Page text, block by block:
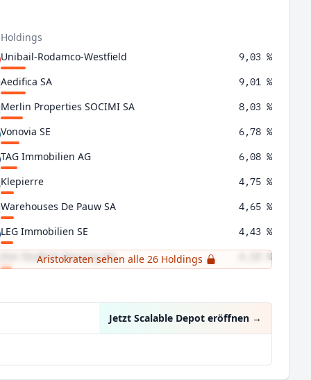
Unibail-Rodamco-Westfield
9,03 %
Aedifica SA 9,01 %
Merlin Properties SOCIMI SA 8,03 %
Vonovia SE 6,78 %
TAG Immobilien AG 6,08 %
Klepierre 4,75 %
Warehouses De Pauw SA 4,65 %
LEG Immobilien SE 4,43 %
Xior Student Housing NV 4,10 %
Aristokraten sehen alle 26 Holdings
Jetzt Scalable Depot eröffnen →